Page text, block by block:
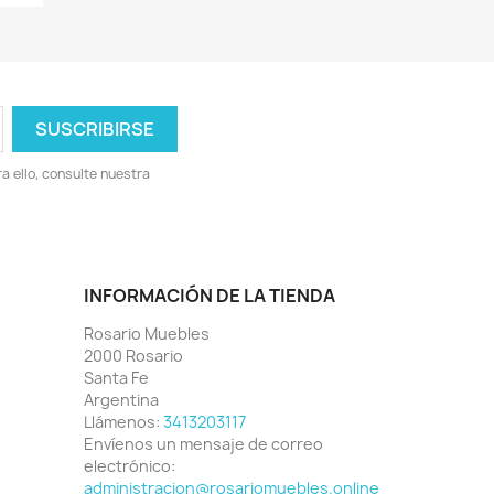
ello, consulte nuestra
INFORMACIÓN DE LA TIENDA
Rosario Muebles
2000 Rosario
Santa Fe
Argentina
Llámenos: 3413203117
Envíenos un mensaje de correo
electrónico:
administracion@rosariomuebles.online